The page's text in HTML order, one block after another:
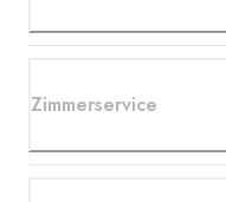
Zimmerservice